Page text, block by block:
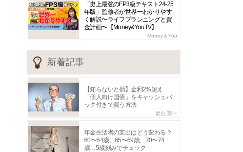
「史上最強のFP3級テキスト24-25
年版」監修者が世界一わかりやす
く解説〜ライフプランニングと資
金計画〜【Money&YouTV】
Money＆You
新着記事
【知らないと損】金利2%超え
「個人向け国債」をキャッシュバ
ック付きで買う方法
畠山 憲一
年金生活者の支出はどう変わる？
60〜64歳、65〜69歳、70〜74
歳…5歳刻みでチェック